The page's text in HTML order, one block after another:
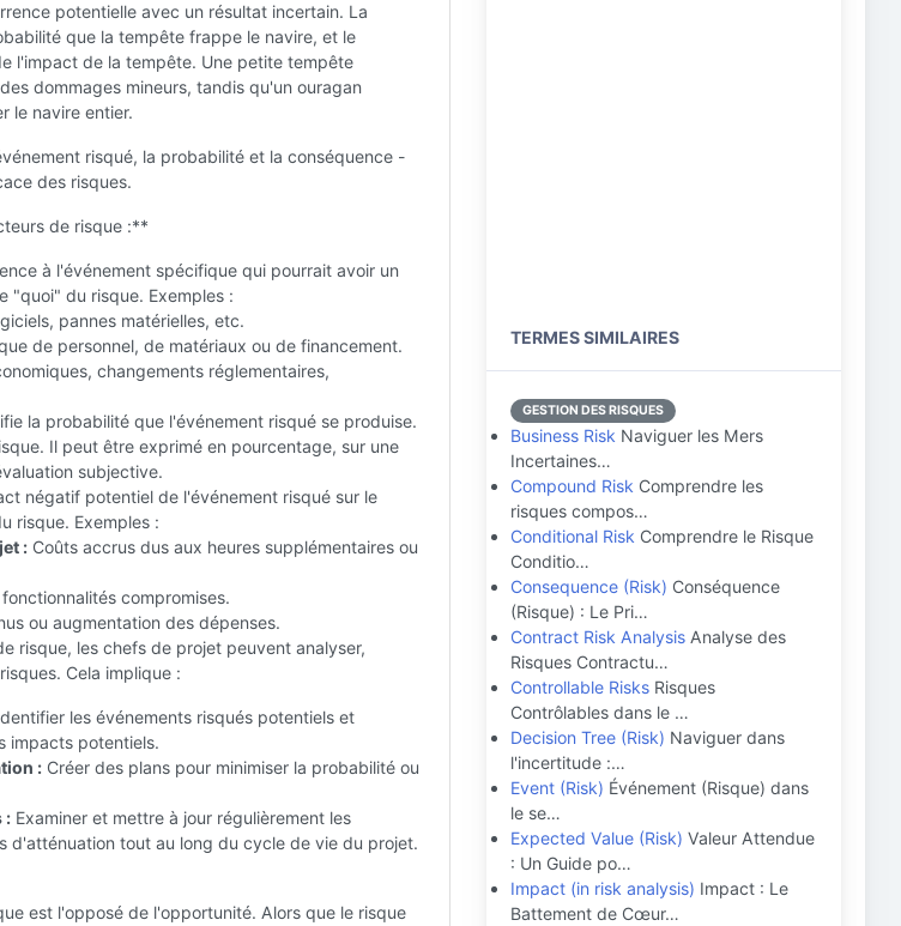
potentielle avec un résultat incertain. La
que la tempête frappe le navire, et le
l'impact de la tempête. Une petite tempête
dommages mineurs, tandis qu'un ouragan
le navire entier.
risqué, la probabilité et la conséquence -
des risques.
de risque :**
à l'événement spécifique qui pourrait avoir un
"quoi" du risque. Exemples :
pannes matérielles, etc.
de personnel, de matériaux ou de financement.
changements réglementaires,
la probabilité que l'événement risqué se produise.
Il peut être exprimé en pourcentage, sur une
subjective.
négatif potentiel de l'événement risqué sur le
risque. Exemples :
: Coûts accrus dus aux heures supplémentaires ou
compromises.
ou augmentation des dépenses.
risque, les chefs de projet peuvent analyser,
Cela implique :
les événements risqués potentiels et
impacts potentiels.
: Créer des plans pour minimiser la probabilité ou
: Examiner et mettre à jour régulièrement les
d'atténuation tout au long du cycle de vie du projet.
est l'opposé de l'opportunité. Alors que le risque
TERMES SIMILAIRES
GESTION DES RISQUES
Business Risk Naviguer les Mers
Incertaines…
Compound Risk Comprendre les
risques compos…
Conditional Risk Comprendre le Risque
Conditio…
Consequence (Risk) Conséquence
(Risque) : Le Pri…
Contract Risk Analysis Analyse des
Risques Contractu…
Controllable Risks Risques
Contrôlables dans le …
Decision Tree (Risk) Naviguer dans
l'incertitude :…
Event (Risk) Événement (Risque) dans
le se…
Expected Value (Risk) Valeur Attendue
: Un Guide po…
Impact (in risk analysis) Impact : Le
Battement de Cœur…